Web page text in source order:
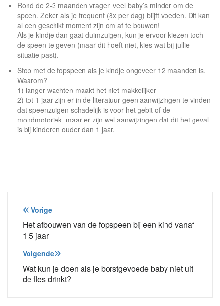
Rond de 2-3 maanden vragen veel baby’s minder om de
speen. Zeker als je frequent (8x per dag) blijft voeden. Dit kan
al een geschikt moment zijn om af te bouwen!
Als je kindje dan gaat duimzuigen, kun je ervoor kiezen toch
de speen te geven (maar dit hoeft niet, kies wat bij jullie
situatie past).
Stop met de fopspeen als je kindje ongeveer 12 maanden is.
Waarom?
1) langer wachten maakt het niet makkelijker
2) tot 1 jaar zijn er in de literatuur geen aanwijzingen te vinden
dat speenzuigen schadelijk is voor het gebit of de
mondmotoriek, maar er zijn wel aanwijzingen dat dit het geval
is bij kinderen ouder dan 1 jaar.
Bericht
navigatie
Vorige
Het afbouwen van de fopspeen bij een kind vanaf
1,5 jaar
Volgende
Wat kun je doen als je borstgevoede baby niet uit
de fles drinkt?